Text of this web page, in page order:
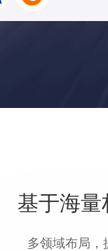
基于海量
多领域布局，